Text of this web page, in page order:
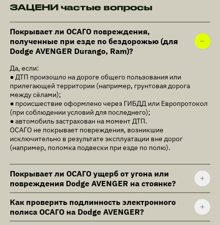
ЗАЦЕНИ частые вопросы
Покрывает ли ОСАГО повреждения,
полученные при езде по бездорожью (для
Dodge AVENGER Durango, Ram)?
Да, если:
● ДТП произошло на дороге общего пользования или
прилегающей территории (например, грунтовая дорога
между сёлами);
● происшествие оформлено через ГИБДД или Европротокол
(при соблюдении условий для последнего);
● автомобиль застрахован на момент ДТП.
ОСАГО не покрывает повреждения, возникшие
исключительно в результате эксплуатации вне дорог
(например, поломка подвески при езде по полю).
Покрывает ли ОСАГО ущерб от угона или
повреждения Dodge AVENGER на стоянке?
Как проверить подлинность электронного
полиса ОСАГО на Dodge AVENGER?